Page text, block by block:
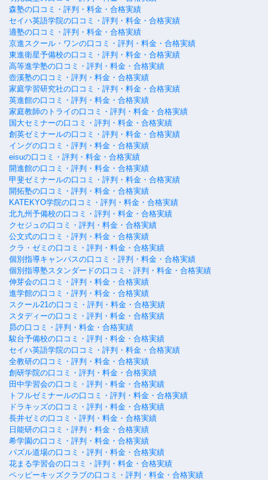
森塾の口コミ・評判・料金・合格実績
セイハ英語学院の口コミ・評判・料金・合格実績
適塾の口コミ・評判・料金・合格実績
京進スクール・ワンの口コミ・評判・料金・合格実績
東進衛星予備校の口コミ・評判・料金・合格実績
高等進学塾の口コミ・評判・料金・合格実績
壺溪塾の口コミ・評判・料金・合格実績
家庭学習研究社の口コミ・評判・料金・合格実績
英進館の口コミ・評判・料金・合格実績
家庭教師のトライの口コミ・評判・料金・合格実績
国大セミナーの口コミ・評判・料金・合格実績
創英ゼミナールの口コミ・評判・料金・合格実績
イングの口コミ・評判・料金・合格実績
eisuの口コミ・評判・料金・合格実績
開進館の口コミ・評判・料金・合格実績
甲斐ゼミナールの口コミ・評判・料金・合格実績
開拓塾の口コミ・評判・料金・合格実績
KATEKYO学院の口コミ・評判・料金・合格実績
北九州予備校の口コミ・評判・料金・合格実績
クセジュの口コミ・評判・料金・合格実績
公文式の口コミ・評判・料金・合格実績
クラ・ゼミの口コミ・評判・料金・合格実績
個別指導キャンパスの口コミ・評判・料金・合格実績
個別指導塾スタンダードの口コミ・評判・料金・合格実績
伸芽会の口コミ・評判・料金・合格実績
進学館の口コミ・評判・料金・合格実績
スクール21の口コミ・評判・料金・合格実績
スタディーの口コミ・評判・料金・合格実績
昴の口コミ・評判・料金・合格実績
駿台予備校の口コミ・評判・料金・合格実績
セイハ英語学院の口コミ・評判・料金・合格実績
全教研の口コミ・評判・料金・合格実績
創研学院の口コミ・評判・料金・合格実績
田中学習会の口コミ・評判・料金・合格実績
トフルゼミナールの口コミ・評判・料金・合格実績
ドラキッズの口コミ・評判・料金・合格実績
長井ゼミの口コミ・評判・料金・合格実績
日能研の口コミ・評判・料金・合格実績
希学園の口コミ・評判・料金・合格実績
パズル道場の口コミ・評判・料金・合格実績
花まる学習会の口コミ・評判・料金・合格実績
ペッピーキッズクラブの口コミ・評判・料金・合格実績